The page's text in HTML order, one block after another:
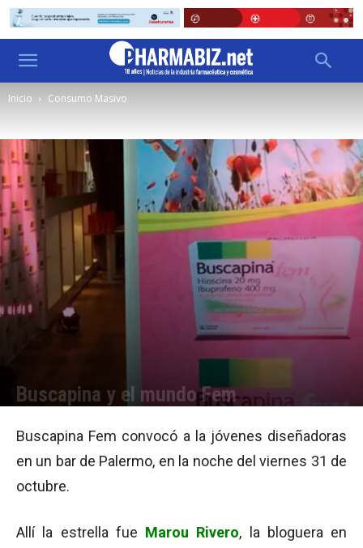
Inicio Consumo Masivo
Buscapina y el mundo Fem
Buscapina Fem convocó a la jóvenes diseñadoras
en un bar de Palermo, en la noche del viernes 31 de
octubre.
Allí la estrella fue Marou Rivero, la bloguera en